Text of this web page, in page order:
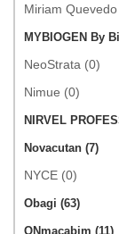
Miriam
MYBIOGEN By
NeoStrata (0)
Nimue (0)
NIRVEL
Novacutan (7)
NYCE (0)
Obagi (63)
ONmacabim (11)